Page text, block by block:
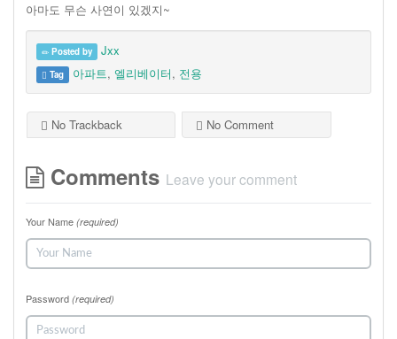
아마도 무슨 사연이 있겠지~
Posted by Jxx
Tag 아파트, 엘리베이터, 전용
No Trackback No Comment
Comments Leave your comment
Your Name (required)
Password (required)